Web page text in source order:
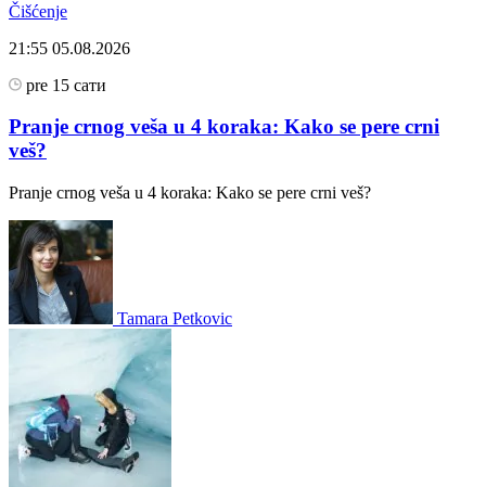
Čišćenje
21:55 05.08.2026
pre 15 сати
Pranje crnog veša u 4 koraka: Kako se pere crni
veš?
Pranje crnog veša u 4 koraka: Kako se pere crni veš?
Tamara Petkovic